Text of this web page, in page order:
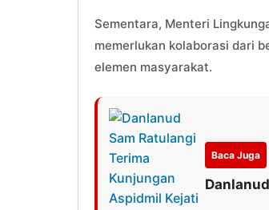
Sementara, Menteri
memerlukan kolaborasi dari
elemen masyarakat.
Baca Juga